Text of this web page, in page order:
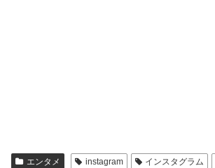
エンタメ instagram インスタグラム